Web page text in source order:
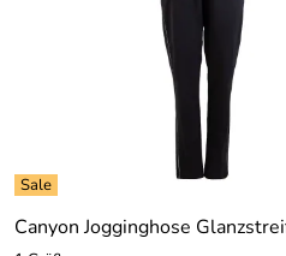
Canyon Jogginghose